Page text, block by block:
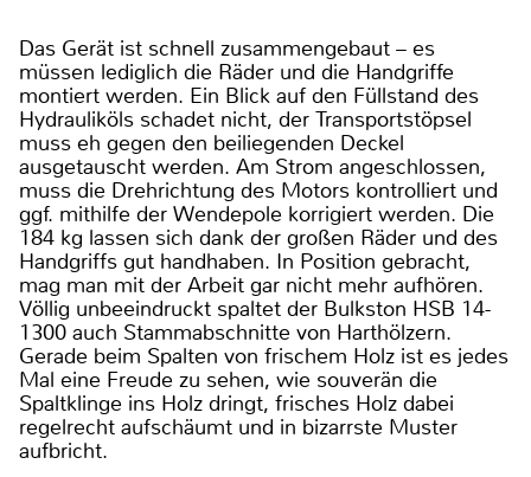
Das Gerät ist schnell zusammengebaut – es
müssen lediglich die Räder und die Handgriffe
montiert werden. Ein Blick auf den Füllstand des
Hydrauliköls schadet nicht, der Transportstöpsel
muss eh gegen den beiliegenden Deckel
ausgetauscht werden. Am Strom angeschlossen,
muss die Drehrichtung des Motors kontrolliert und
ggf. mithilfe der Wendepole korrigiert werden. Die
184 kg lassen sich dank der großen Räder und des
Handgriffs gut handhaben. In Position gebracht,
mag man mit der Arbeit gar nicht mehr aufhören.
Völlig unbeeindruckt spaltet der Bulkston HSB 14-
1300 auch Stammabschnitte von Harthölzern.
Gerade beim Spalten von frischem Holz ist es jedes
Mal eine Freude zu sehen, wie souverän die
Spaltklinge ins Holz dringt, frisches Holz dabei
regelrecht aufschäumt und in bizarrste Muster
aufbricht.